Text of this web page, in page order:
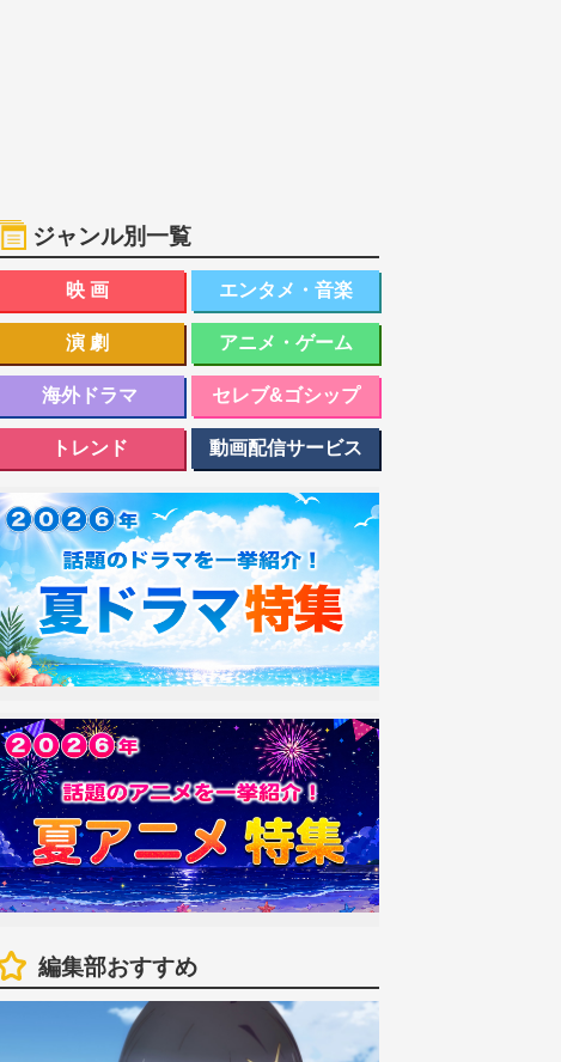
ジャンル別一覧
映画 エンタメ・音楽
演劇 アニメ・ゲーム
海外ドラマ セレブ&ゴシップ
トレンド 動画配信サービス
編集部おすすめ